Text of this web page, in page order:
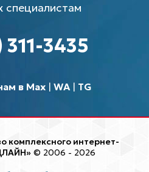
специалистам
3435
в Max| WA| TG
комплексного интернет-
© 2006 - 2026